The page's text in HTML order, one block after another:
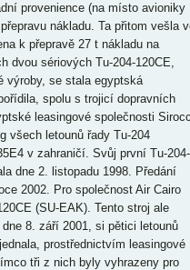
provenience (na místo avioniky
nákladu. Ta přitom vešla
k přepravě 27 t nákladu na
dvou sériových Tu-204-120CE,
výroby, se stala egyptská
spolu s trojicí dopravních
leasingové společnosti
všech letounů řady Tu-204
v zahraničí. Svůj první Tu-204-
dne 2. listopadu 1998. Předání
2002. Pro společnost Air Cairo
(SU-EAK). Tento stroj ale
8. září 2001, si pětici letounů
prostřednictvím leasingové
tři z nich byly vyhrazeny pro